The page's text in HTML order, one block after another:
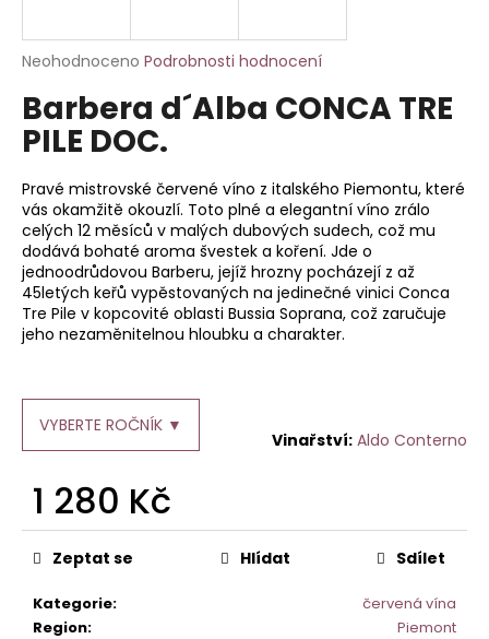
Průměrné
produktu
je
0,0
5
hvězdiček.
Neohodnoceno Podrobnosti hodnocení
Barbera d´Alba CONCA TRE
PILE DOC.
Pravé mistrovské červené víno z italského Piemontu, které
vás okamžitě okouzlí. Toto plné a elegantní víno zrálo
celých 12 měsíců v malých dubových sudech, což mu
dodává bohaté aroma švestek a koření. Jde o
jednoodrůdovou Barberu, jejíž hrozny pocházejí z až
45letých keřů vypěstovaných na jedinečné vinici Conca
Tre Pile v kopcovité oblasti Bussia Soprana, což zaručuje
jeho nezaměnitelnou hloubku a charakter.
VYBERTE ROČNÍK ▼
Aldo Conterno
1 280 Kč
Měrná
cena:
Kategorie:
červená vína
Region:
Piemont
Zeptat se Hlídat Sdílet
j
t
?
HLEDAT
D
p
r
č
j
e
e